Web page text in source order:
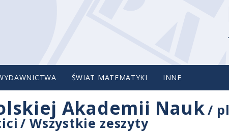
ŚWIAT MATEMATYKI INNE
Akademii Nauk/ pl
/Wszystkie zeszyty